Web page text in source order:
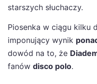
starszych słuchaczy.
Piosenka w ciągu kilku
imponujący wynik
dowód na to, że
fanów disco polo.